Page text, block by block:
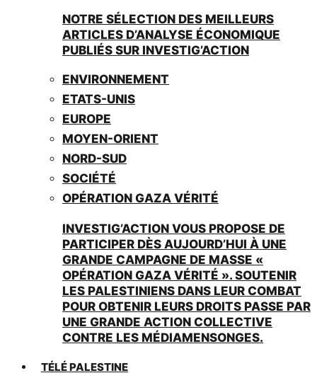
NOTRE SÉLECTION DES MEILLEURS
ARTICLES D’ANALYSE ÉCONOMIQUE
PUBLIÉS SUR INVESTIG’ACTION
ENVIRONNEMENT
ETATS-UNIS
EUROPE
MOYEN-ORIENT
NORD-SUD
SOCIÉTÉ
OPÉRATION GAZA VÉRITÉ
INVESTIG’ACTION VOUS PROPOSE DE
PARTICIPER DÈS AUJOURD’HUI À UNE
GRANDE CAMPAGNE DE MASSE «
OPÉRATION GAZA VÉRITÉ ». SOUTENIR
LES PALESTINIENS DANS LEUR COMBAT
POUR OBTENIR LEURS DROITS PASSE PAR
UNE GRANDE ACTION COLLECTIVE
CONTRE LES MÉDIAMENSONGES.
TÉLÉ PALESTINE